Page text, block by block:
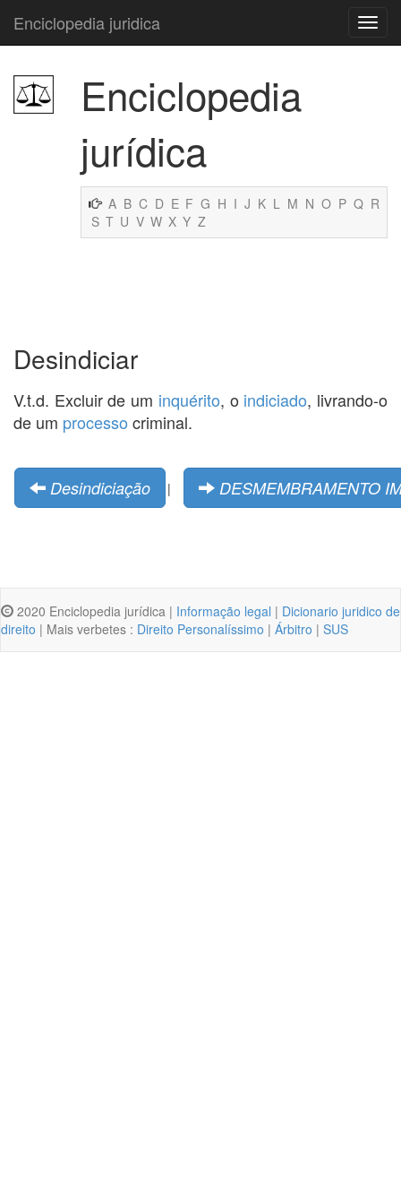
Enciclopedia juridica
Enciclopedia
jurídica
A B C D E F G H I J K L M N O P Q R
S T U V W X Y Z
Desindiciar
V.t.d. Excluir de um inquérito, o indiciado, livrando-o
de um processo criminal.
Desindiciação | DESMEMBRAMENTO
2020 Enciclopedia jurídica | Informação legal | Dicionario juridico de
direito | Mais verbetes : Direito Personalíssimo | Árbitro | SUS